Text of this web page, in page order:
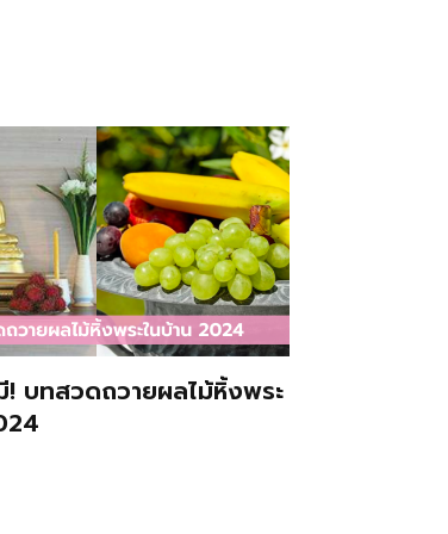
! บทสวดถวายผลไม้หิ้งพระ